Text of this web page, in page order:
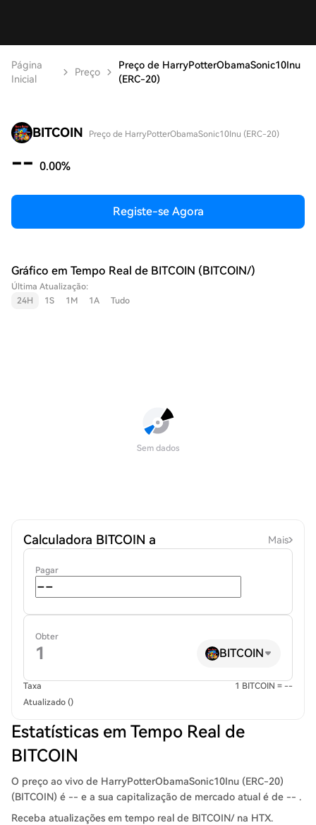
Página
Inicial
Preço
Preço de HarryPotterObamaSonic10Inu
(ERC-20)
BITCOIN Preço de HarryPotterObamaSonic10Inu (ERC-20)
-- 0.00%
Registe-se Agora
Gráfico em Tempo Real de BITCOIN (BITCOIN/)
Última Atualização:
24H
1S 1M 1A Tudo
Sem dados
Calculadora BITCOIN a Mais
Pagar
Obter
BITCOIN
Taxa
1 BITCOIN = --
Atualizado ()
Estatísticas em Tempo Real de
BITCOIN
O preço ao vivo de HarryPotterObamaSonic10Inu (ERC-20)
(BITCOIN) é -- e a sua capitalização de mercado atual é de -- .
Receba atualizações em tempo real de BITCOIN/ na HTX.